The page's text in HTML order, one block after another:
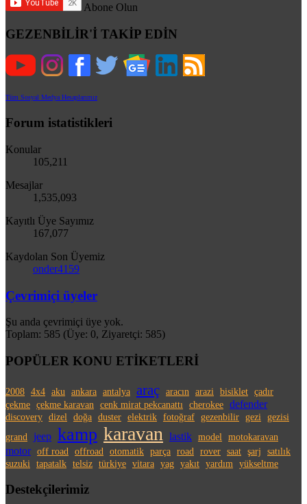
Abone Olun
GEZENBİLİR'İ TAKİP EDİN
Tüm Sosyal Medya Hesaplarımız
Forum istatistikleri
Konular
105,211
Mesajlar
1,535,093
Kayıtlı Üye Sayımız
167,077
Kaydolan Son Üyemiz
onder4159
Çevrimiçi üyeler
Şu anda çevrimiçi üye yok.
Toplam: 585 (Üye: 0, Ziyaretçi: 585)
POPÜLER KONU ETİKETLERİ
2008 4x4 aku ankara antalya araç aracın arazi bisiklet çadır
çekme çekme karavan cenk mirat pekcanattı cherokee defender
discovery dizel doğa duster elektrik fotoğraf gezenbilir gezi
gezisi
grand
jeep kamp karavan lastik model motokaravan
motor off road offroad otomatik parça road rover saat şarj
satılık
suzuki
tapatalk telsiz türkiye vitara yag yakıt yardım yükseltme
Destekçilerimiz